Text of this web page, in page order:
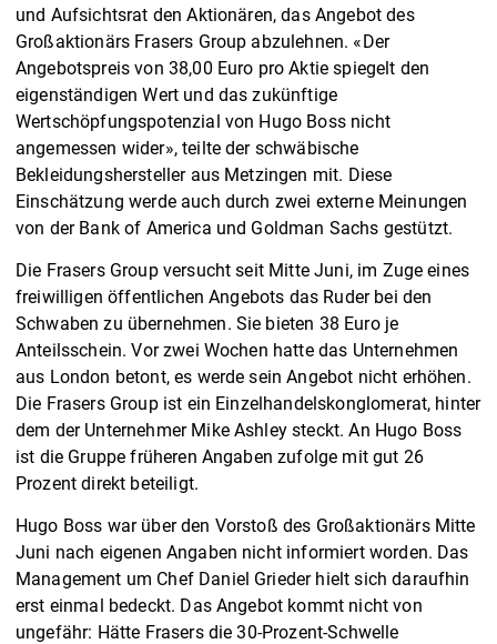
und Aufsichtsrat den Aktionären, das Angebot des
Großaktionärs Frasers Group abzulehnen. «Der
Angebotspreis von 38,00 Euro pro Aktie spiegelt den
eigenständigen Wert und das zukünftige
Wertschöpfungspotenzial von Hugo Boss nicht
angemessen wider», teilte der schwäbische
Bekleidungshersteller aus Metzingen mit. Diese
Einschätzung werde auch durch zwei externe Meinungen
von der Bank of America und Goldman Sachs gestützt.
Die Frasers Group versucht seit Mitte Juni, im Zuge eines
freiwilligen öffentlichen Angebots das Ruder bei den
Schwaben zu übernehmen. Sie bieten 38 Euro je
Anteilsschein. Vor zwei Wochen hatte das Unternehmen
aus London betont, es werde sein Angebot nicht erhöhen.
Die Frasers Group ist ein Einzelhandelskonglomerat, hinter
dem der Unternehmer Mike Ashley steckt. An Hugo Boss
ist die Gruppe früheren Angaben zufolge mit gut 26
Prozent direkt beteiligt.
Hugo Boss war über den Vorstoß des Großaktionärs Mitte
Juni nach eigenen Angaben nicht informiert worden. Das
Management um Chef Daniel Grieder hielt sich daraufhin
erst einmal bedeckt. Das Angebot kommt nicht von
ungefähr: Hätte Frasers die 30-Prozent-Schwelle